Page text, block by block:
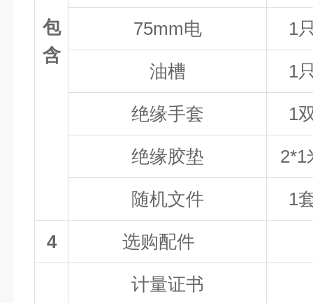
包
含
75mm电 1
油槽 1
绝缘手套 1
绝缘胶垫 2*1
随机文件 1
4 选购配件
计量证书